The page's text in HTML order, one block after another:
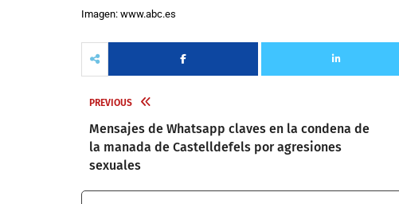
Imagen: www.abc.es
PREVIOUS
Mensajes de Whatsapp claves en la condena de
la manada de Castelldefels por agresiones
sexuales